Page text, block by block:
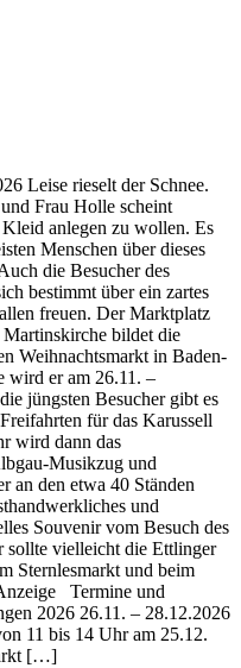
Leise rieselt der Schnee.
Frau Holle scheint
anlegen zu wollen. Es
Menschen über dieses
die Besucher des
bestimmt über ein zartes
freuen. Der Marktplatz
bildet die
Weihnachtsmarkt in Baden-
wird er am 26.11. –
jüngsten Besucher gibt es
für das Karussell
wird dann das
Musikzug und
an den etwa 40 Ständen
und
Souvenir vom Besuch des
sollte vielleicht die Ettlinger
Sternlesmarkt und beim
Termine und
2026 26.11. – 28.12.2026
11 bis 14 Uhr am 25.12.
[…]